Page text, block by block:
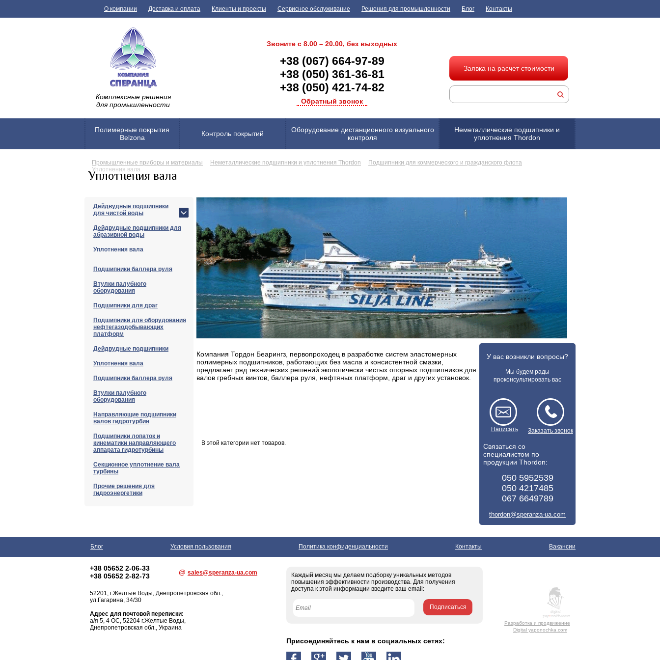
О компании Доставка и оплата Клиенты и проекты Сервисное обслуживание Решения для промышленности Блог Контакты
Комплексные решения
для промышленности
Звоните с 8.00 – 20.00, без выходных
+38 (067) 664-97-89
+38 (050) 361-36-81
+38 (050) 421-74-82
Обратный звонок
Заявка на расчет стоимости
Полимерные покрытия
Belzona
Контроль покрытий
Оборудование дистанционного визуального
контроля
Неметаллические подшипники и
уплотнения Thordon
Промышленные приборы и материалы Неметаллические подшипники и уплотнения Thordon
Подшипники для коммерческого и гражданского флота
Уплотнения вала
Дейдвудные подшипники
для чистой воды
Дейдвудные подшипники для
абразивной воды
Уплотнения вала
Подшипники баллера руля
Втулки палубного
оборудования
Подшипники для драг
Подшипники для оборудования
нефтегазодобывающих
платформ
Дейдвудные подшипники
Уплотнения вала
Подшипники баллера руля
Втулки палубного
оборудования
Направляющие подшипники
валов гидротурбин
Подшипники лопаток и
кинематики направляющего
аппарата гидротурбины
Секционное уплотнение вала
турбины
Прочие решения для
гидроэнергетики
У вас возникли вопросы?
Мы будем рады
проконсультировать вас
Написать Заказать звонок
Связаться со
специалистом по
продукции Thordon:
050 5952539
050 4217485
067 6649789
thordon@speranza-ua.com
Уплотнения вала
Компания Тордон Беарингз, первопроходец в разработке систем эластомерных
полимерных подшипников, работающих без масла и консистентной смазки,
предлагает ряд технических решений экологически чистых опорных подшипников для
валов гребных винтов, баллера руля, нефтяных платформ, драг и других установок.
В этой категории нет товаров.
Блог Условия пользования Политика конфиденциальности Контакты Вакансии
+38 05652 2-06-33
+38 05652 2-82-73
@ sales@speranza-ua.com
52201, г.Желтые Воды, Днепропетровская обл.,
ул.Гагарина, 34/30
Адрес для почтовой переписки:
а/я 5, 4 ОС, 52204 г.Желтые Воды,
Днепропетровская обл., Украина
Каждый месяц мы делаем подборку уникальных методов
повышения эффективности производства. Для получения
доступа к этой информации введите ваш email:
Подписаться
Разработка и продвижение
Digital yaponochka.com
Присоединяйтесь к нам в социальных сетях: